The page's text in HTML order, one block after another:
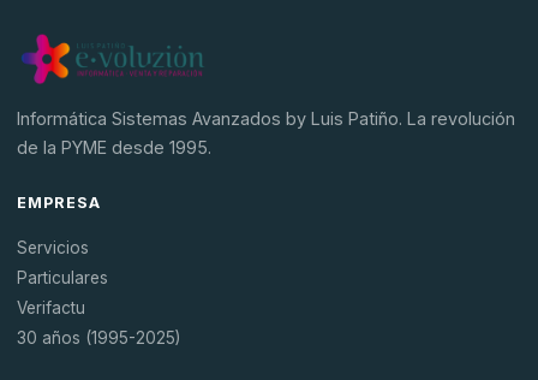
BDP
Informática Sistemas Avanzados by Luis Patiño. La revolución
de la PYME desde 1995.
EMPRESA
Servicios
Particulares
Verifactu
30 años (1995-2025)